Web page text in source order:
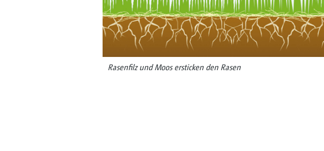
Rasenfilz und Moos ersticken den Rasen